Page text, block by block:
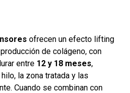
ofrecen un efecto lifting
de colágeno, con
entre 12 y 18 meses,
la zona tratada y las
Cuando se combinan con